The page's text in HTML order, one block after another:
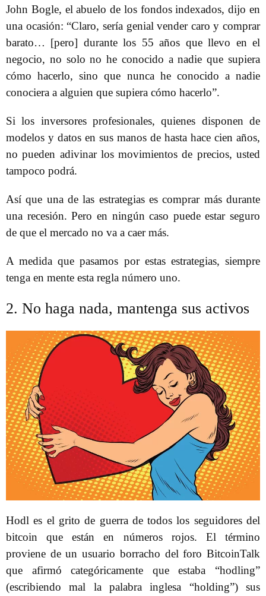
John Bogle, el abuelo de los fondos indexados, dijo en
una ocasión: “Claro, sería genial vender caro y comprar
barato… [pero] durante los 55 años que llevo en el
negocio, no solo no he conocido a nadie que supiera
cómo hacerlo, sino que nunca he conocido a nadie
conociera a alguien que supiera cómo hacerlo”.
Si los inversores profesionales, quienes disponen de
modelos y datos en sus manos de hasta hace cien años,
no pueden adivinar los movimientos de precios, usted
tampoco podrá.
Así que una de las estrategias es comprar más durante
una recesión. Pero en ningún caso puede estar seguro
de que el mercado no va a caer más.
A medida que pasamos por estas estrategias, siempre
tenga en mente esta regla número uno.
2. No haga nada, mantenga sus activos
Hodl es el grito de guerra de todos los seguidores del
bitcoin que están en números rojos. El término
proviene de un usuario borracho del foro BitcoinTalk
que afirmó categóricamente que estaba “hodling”
(escribiendo mal la palabra inglesa “holding”) sus